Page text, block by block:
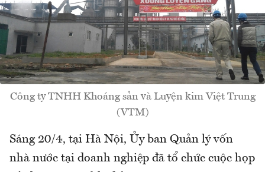
Công ty TNHH Khoáng sản và Luyện kim Việt Trung
(VTM)
Sáng 20/4, tại Hà Nội, Ủy ban Quản lý vốn
nhà nước tại doanh nghiệp đã tổ chức cuộc họp